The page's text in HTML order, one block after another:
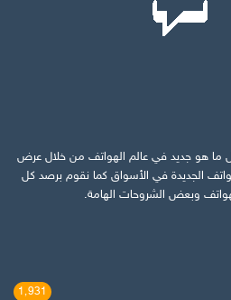
ما هو جديد في عالم الهواتف من خلال عرض
الجديدة في الأسواق كما نقوم برصد كل
وبعض الشروحات الهامة.
1٬931